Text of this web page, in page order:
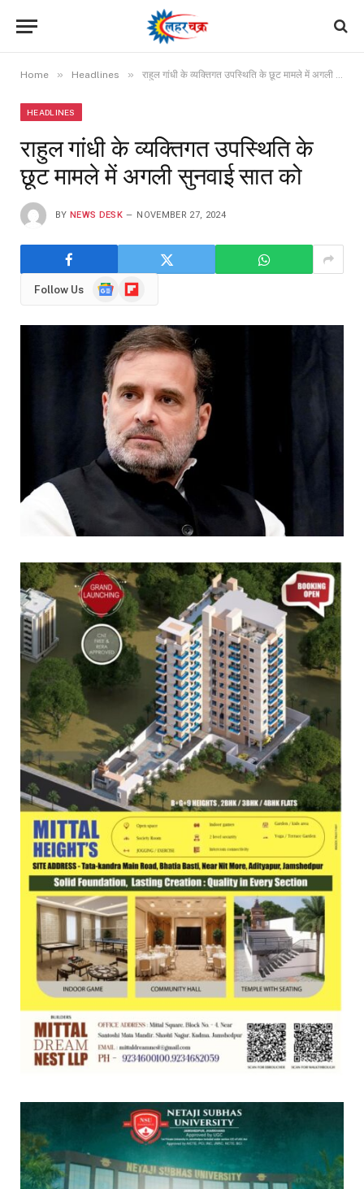
Home » Headlines » राहुल गांधी के व्यक्तिगत उपस्थिति के छूट मामले में अगली सुनवाई सात को
HEADLINES
राहुल गांधी के व्यक्तिगत उपस्थिति के
छूट मामले में अगली सुनवाई सात को
BY NEWS DESK NOVEMBER 27, 2024
Follow Us
GoogleFlipboard